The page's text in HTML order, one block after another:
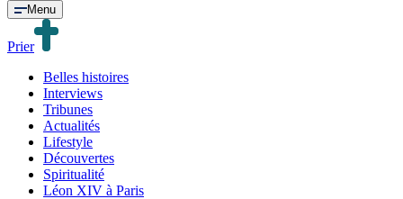
Menu
Prier
Belles histoires
Interviews
Tribunes
Actualités
Lifestyle
Découvertes
Spiritualité
Léon XIV à Paris